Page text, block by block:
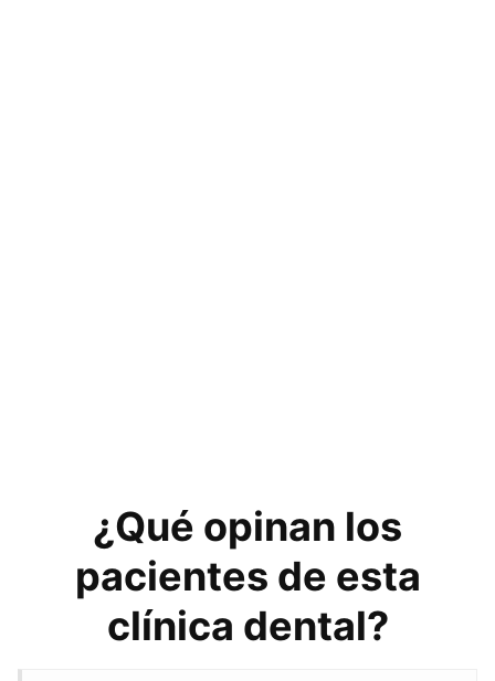
¿Qué opinan los
pacientes de esta
clínica dental?